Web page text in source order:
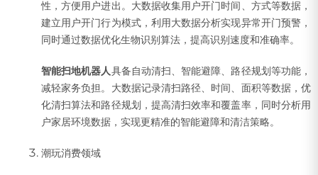
性，方便用户进出。大数据收集用户开门时间、方式等数据，
建立用户开门行为模式，利用大数据分析实现异常开门预警，
同时通过数据优化生物识别算法，提高识别速度和准确率。
智能扫地机器人具备自动清扫、智能避障、路径规划等功能，
减轻家务负担。大数据记录清扫路径、时间、面积等数据，优
化清扫算法和路径规划，提高清扫效率和覆盖率，同时分析用
户家居环境数据，实现更精准的智能避障和清洁策略。
潮玩消费领域